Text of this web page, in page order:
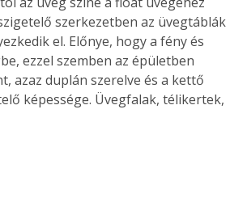
szerkezetben az üvegtáblák
el. Előnye, hogy a fény és
ezzel szemben az épületben
azaz duplán szerelve és a kettő
képessége. Üvegfalak, télikertek,